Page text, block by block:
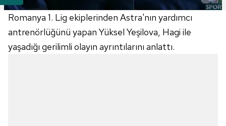
Romanya 1. Lig ekiplerinden Astra'nın yardımcı
antrenörlüğünü yapan Yüksel Yeşilova, Hagi ile
yaşadığı gerilimli olayın ayrıntılarını anlattı.